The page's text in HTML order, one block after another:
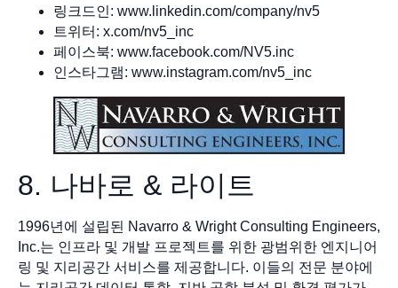
링크드인: www.linkedin.com/company/nv5
트위터: x.com/nv5_inc
페이스북: www.facebook.com/NV5.inc
인스타그램: www.instagram.com/nv5_inc
8. 나바로 & 라이트
1996년에 설립된 Navarro & Wright Consulting Engineers,
Inc.는 인프라 및 개발 프로젝트를 위한 광범위한 엔지니어
링 및 지리공간 서비스를 제공합니다. 이들의 전문 분야에